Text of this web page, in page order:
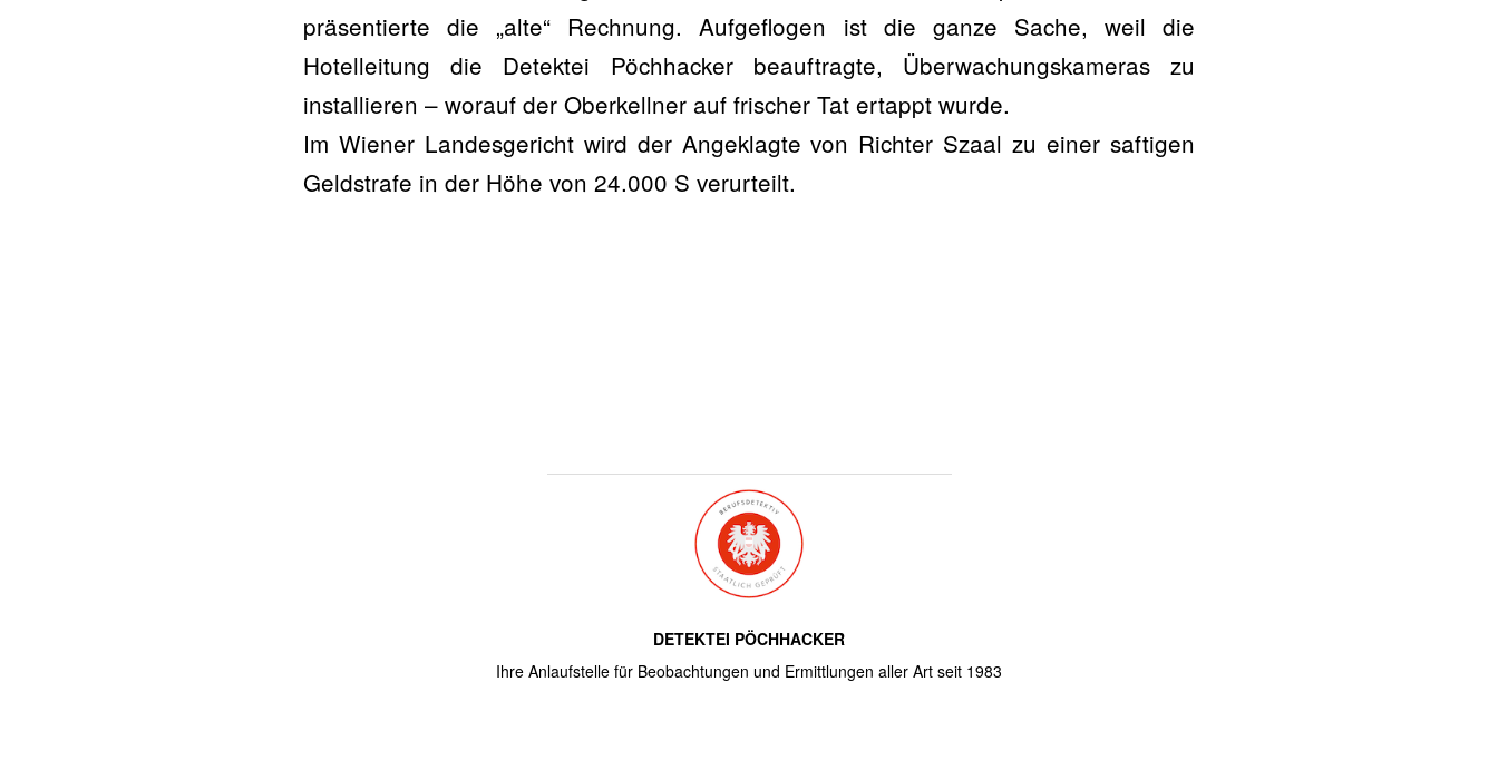
präsentierte die „alte“ Rechnung. Aufgeflogen ist die ganze Sache, weil die
Hotelleitung die Detektei Pöchhacker beauftragte, Überwachungskameras zu
installieren – worauf der Oberkellner auf frischer Tat ertappt wurde.
Im Wiener Landesgericht wird der Angeklagte von Richter Szaal zu einer saftigen
Geldstrafe in der Höhe von 24.000 S verurteilt.
DETEKTEI PÖCHHACKER
Ihre Anlaufstelle für Beobachtungen und Ermittlungen aller Art seit 1983